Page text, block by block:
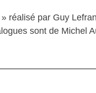
» réalisé par Guy
sont de Michel